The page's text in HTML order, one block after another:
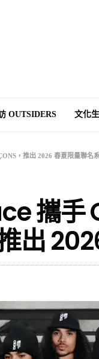
OUTSIDERS 文化
，推出 2026 春夏限量聯名
攜手
出